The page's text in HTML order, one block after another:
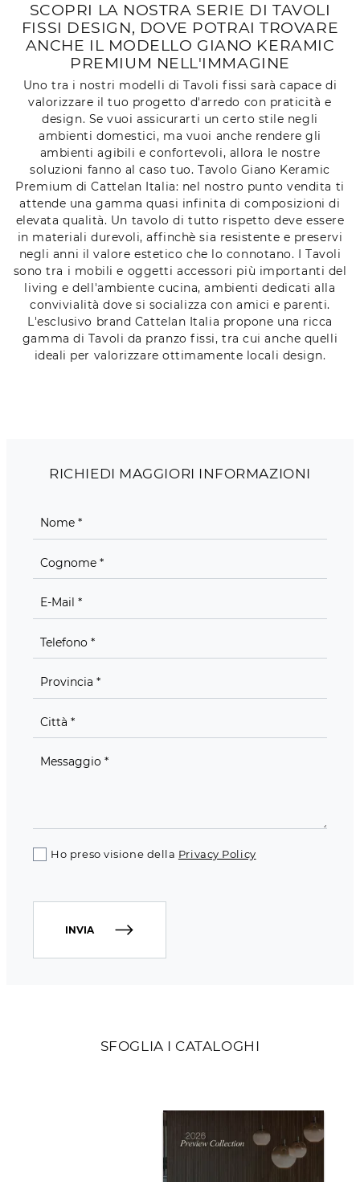
SCOPRI LA NOSTRA SERIE DI TAVOLI
FISSI DESIGN, DOVE POTRAI TROVARE
ANCHE IL MODELLO GIANO KERAMIC
PREMIUM NELL'IMMAGINE
Uno tra i nostri modelli di Tavoli fissi sarà capace di
valorizzare il tuo progetto d'arredo con praticità e
design. Se vuoi assicurarti un certo stile negli
ambienti domestici, ma vuoi anche rendere gli
ambienti agibili e confortevoli, allora le nostre
soluzioni fanno al caso tuo. Tavolo Giano Keramic
Premium di Cattelan Italia: nel nostro punto vendita ti
attende una gamma quasi infinita di composizioni di
elevata qualità. Un tavolo di tutto rispetto deve essere
in materiali durevoli, affinchè sia resistente e preservi
negli anni il valore estetico che lo connotano. I Tavoli
sono tra i mobili e oggetti accessori più importanti del
living e dell'ambiente cucina, ambienti dedicati alla
convivialità dove si socializza con amici e parenti.
L'esclusivo brand Cattelan Italia propone una ricca
gamma di Tavoli da pranzo fissi, tra cui anche quelli
ideali per valorizzare ottimamente locali design.
SFOGLIA I CATALOGHI
RICHIEDI MAGGIORI INFORMAZIONI
Ho preso visione della Privacy Policy
INVIA